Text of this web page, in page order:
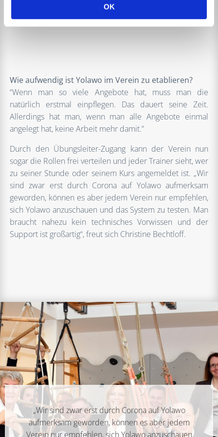
OK
Bechtloff.
Wie aufwendig ist Yolawo im Verein zu etablieren?
“Wenn man so viele Angebote hat, muss man die
natürlich erstmal einpflegen. Das dauert seine Zeit.
Allerdings hat man, wenn man alle Angebote einmal
angelegt hat, keine Arbeit mehr damit.”
Durch den Übungsleiter-Zugang kann der Verein nun
sogar die Rollen frei verteilen und jeder Trainer sieht, wer
zu seiner Stunde oder seinem Kurs angemeldet ist. „Wir
sind zwar erst durch Corona auf Yolawo aufmerksam
geworden, können es aber jedem Verein nur empfehlen,
sich Yolawo anzuschauen und das System zu testen. Man
braucht nahezu kein technisches Vorwissen und der
Support ist großartig“, freut sich Christine Bechtloff.
„Wir sind zwar erst durch Corona auf Yolawo
aufmerksam geworden, können es aber jedem
Verein nur empfehlen, sich Yolawo anzuschauen